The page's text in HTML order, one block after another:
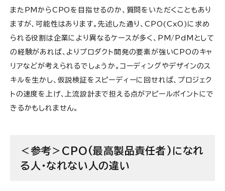
またPMからCPOを目指せるのか、質問をいただくこともあり
ますが、可能性はあります。先述した通り、CPO(CxO)に求め
られる役割は企業により異なるケースが多く、PM/PdMとして
の経験があれば、よりプロダクト開発の要素が強いCPOのキャ
リアなどが考えられるでしょうか。コーディングやデザインのス
キルを生かし、仮説検証をスピーディーに回せれば、プロジェク
トの速度を上げ、上流設計まで担える点がアピールポイントにで
きるかもしれません。
＜参考＞CPO(最高製品責任者)になれ
る人・なれない人の違い